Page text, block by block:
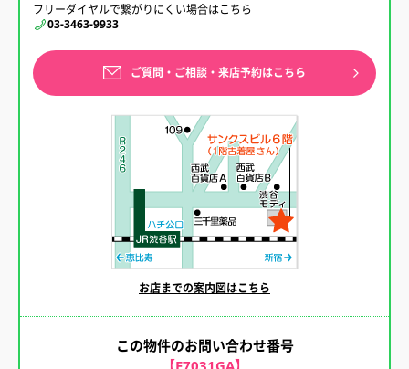
フリーダイヤルで繋がりにくい場合はこちら
03-3463-9933
ご質問・ご相談・来店予約はこちら
お店までの案内図はこちら
この物件のお問い合わせ番号
【E7031GA】